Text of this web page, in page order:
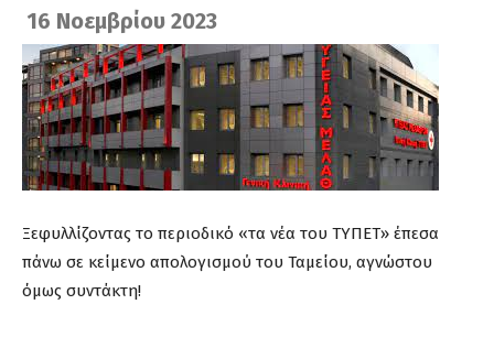
16 Νοεμβρίου 2023
Ξεφυλλίζοντας το περιοδικό «τα νέα του ΤΥΠΕΤ» έπεσα
πάνω σε κείμενο απολογισμού του Ταμείου, αγνώστου
όμως συντάκτη!